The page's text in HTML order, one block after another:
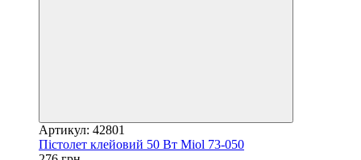
Артикул: 42801
Пістолет клейовий 50 Вт Miol 73-050